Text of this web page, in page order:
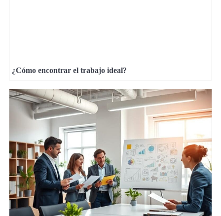
¿Cómo encontrar el trabajo ideal?